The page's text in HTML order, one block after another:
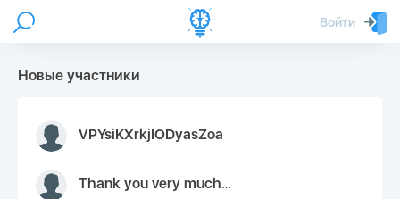
Войти
Новые участники
VPYsiKXrkjIODyasZoa
Thank you very much for your inquiry We appreciate you 9126052 https://youtube.com faceapple !